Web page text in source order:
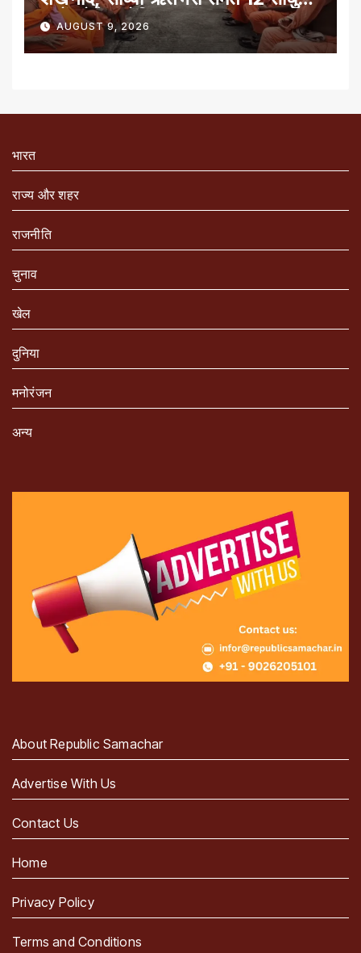
संतों को रेड नोटिस
AUGUST 9, 2026
भारत
राज्य और शहर
राजनीति
चुनाव
खेल
दुनिया
मनोरंजन
अन्य
About Republic Samachar
Advertise With Us
Contact Us
Home
Privacy Policy
Terms and Conditions